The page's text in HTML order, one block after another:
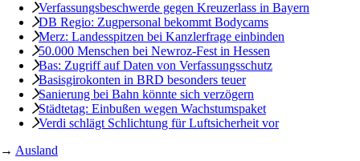
Verfassungsbeschwerde gegen Kreuzerlass in Bayern
DB Regio: Zugpersonal bekommt Bodycams
Merz: Landesspitzen bei Kanzlerfrage einbinden
50.000 Menschen bei Newroz-Fest in Hessen
Bas: Zugriff auf Daten von Verfassungsschutz
Basisgirokonten in BRD besonders teuer
Sanierung bei Bahn könnte sich verzögern
Städtetag: Einbußen wegen Wachstumspaket
Verdi schlägt Schlichtung für Luftsicherheit vor
→ Ausland